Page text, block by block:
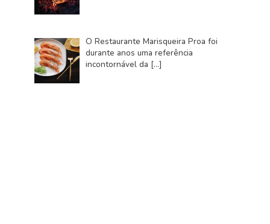
O Restaurante Marisqueira Proa foi
durante anos uma referência
incontornável da […]